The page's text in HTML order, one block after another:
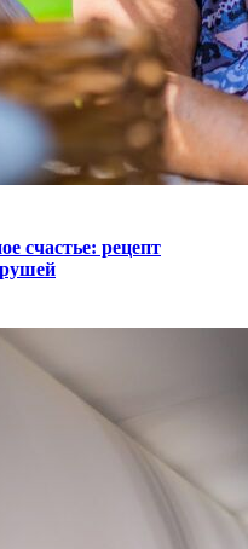
счастье: рецепт